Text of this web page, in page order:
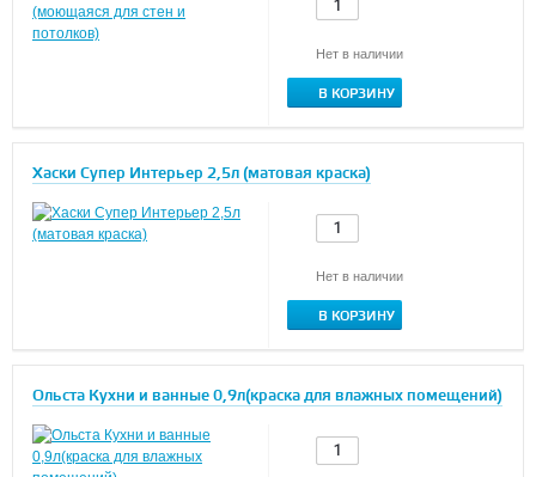
Нет в наличии
В КОРЗИНУ
Хаски Супер Интерьер 2,5л (матовая краска)
Нет в наличии
В КОРЗИНУ
Ольста Кухни и ванные 0,9л(краска для влажных помещений)